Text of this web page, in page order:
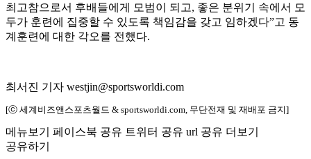
최고참으로서 후배들에게 모범이 되고, 좋은 분위기 속에서 모
두가 훈련에 집중할 수 있도록 책임감을 갖고 임하겠다”고 동
계훈련에 대한 각오를 전했다.
최서진 기자 westjin@sportsworldi.com
[ⓒ 세계비즈앤스포츠월드 & sportsworldi.com, 무단전재 및 재배포 금지]
메뉴보기 페이스북 공유 트위터 공유 url 공유 더보기
공유하기